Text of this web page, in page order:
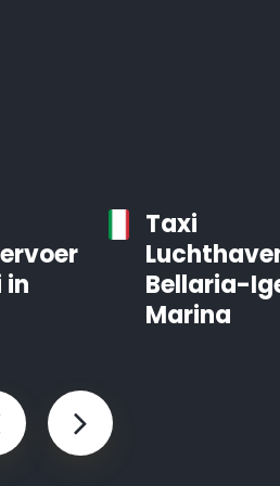
in
Taxi
Bellaria-
Marina